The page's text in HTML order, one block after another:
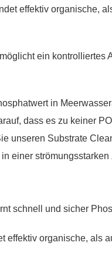
effektiv organische,
ein kontrolliertes
in
dass es zu keiner
unseren Substrate
einer
schnell und sicher
effektiv organische, als